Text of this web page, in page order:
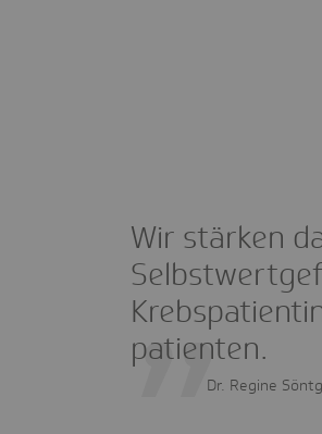
Wir stärken
patienten.
Dr. Regine